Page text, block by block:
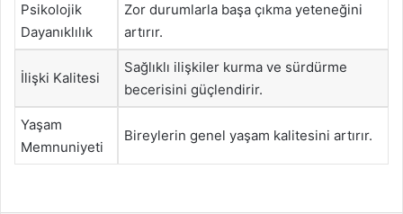
Psikolojik
Dayanıklılık
Zor durumlarla başa çıkma yeteneğini
artırır.
İlişki Kalitesi
Sağlıklı ilişkiler kurma ve sürdürme
becerisini güçlendirir.
Yaşam
Memnuniyeti
Bireylerin genel yaşam kalitesini artırır.